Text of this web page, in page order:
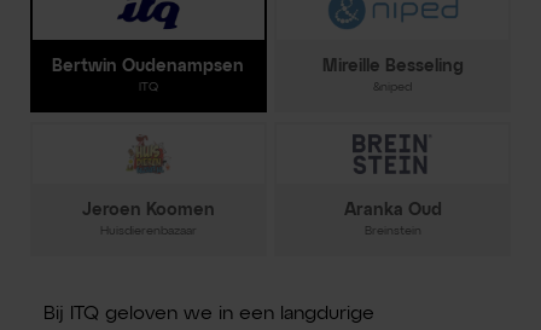
Bertwin Oudenampsen
ITQ
Mireille Besseling
&niped
Jeroen Koomen
Huisdierenbazaar
Aranka Oud
Breinstein
Bij ITQ geloven we in een langdurige